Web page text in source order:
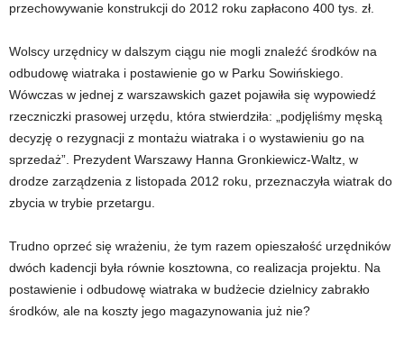
przechowywanie konstrukcji do 2012 roku zapłacono 400 tys. zł.
Wolscy urzędnicy w dalszym ciągu nie mogli znaleźć środków na
odbudowę wiatraka i postawienie go w Parku Sowińskiego.
Wówczas w jednej z warszawskich gazet pojawiła się wypowiedź
rzeczniczki prasowej urzędu, która stwierdziła: „podjęliśmy męską
decyzję o rezygnacji z montażu wiatraka i o wystawieniu go na
sprzedaż”. Prezydent Warszawy Hanna Gronkiewicz-Waltz, w
drodze zarządzenia z listopada 2012 roku, przeznaczyła wiatrak do
zbycia w trybie przetargu.
Trudno oprzeć się wrażeniu, że tym razem opieszałość urzędników
dwóch kadencji była równie kosztowna, co realizacja projektu. Na
postawienie i odbudowę wiatraka w budżecie dzielnicy zabrakło
środków, ale na koszty jego magazynowania już nie?